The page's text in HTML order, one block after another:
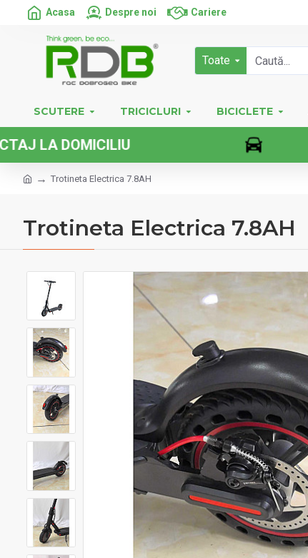
Acasa Despre noi Cariere
Toate
SCUTERE TRICICLURI BICICLETE
DOMICILIU
Trotineta Electrica 7.8AH
Trotineta Electrica 7.8AH